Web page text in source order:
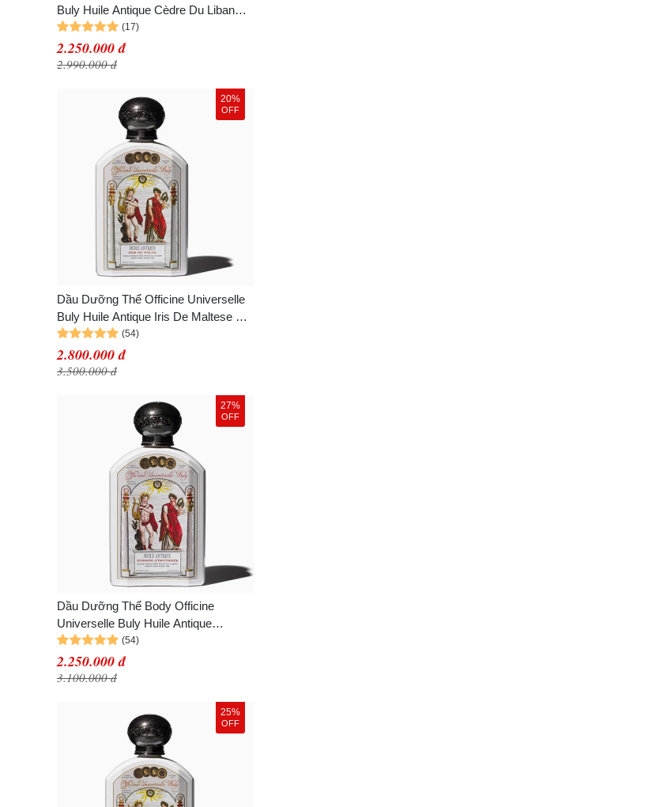
Buly Huile Antique Cèdre Du Liban
190ml
2.250.000 đ
2.990.000 đ
20%
OFF
Dầu Dưỡng Thể Officine Universelle
Buly Huile Antique Iris De Maltese Oil
190ml
2.800.000 đ
3.500.000 đ
27%
OFF
Dầu Dưỡng Thể Body Officine
Universelle Buly Huile Antique
Eritrean Myrrhe Oil 190ml
2.250.000 đ
3.100.000 đ
25%
OFF